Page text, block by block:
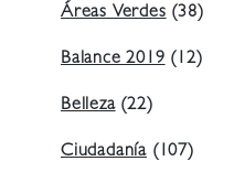
Áreas Verdes(38)
Balance 2019(12)
Belleza(22)
Ciudadanía (107)